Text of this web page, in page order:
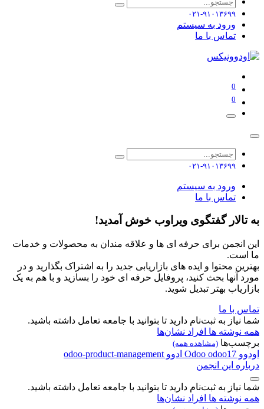
۰۲۱-۹۱۰۱۳۶۹۹
ورود به سیستم
تماس با ما
0
0
۰۲۱-۹۱۰۱۳۶۹۹
ورود به سیستم
تماس با ما
به تالار گفتگوی ویراوب خوش آمدید!
این انجمن برای حرفه ای ها و علاقه مندان به محصولات و خدمات
ما است.
بهترین محتوا و ایده های بازاریابی جدید را به اشتراک بگذارید و در
مورد آنها بحث کنید، پروفایل حرفه ای خود را بسازید و با هم به یک
بازاریاب بهتر تبدیل شوید.
تماس با ما
شما نیاز به ثبت‌نام دارید تا بتوانید با جامعه تعامل داشته باشید.
همه نوشته ها افراد نشان‌ها
برچسب‌ها (مشاهده همه)
اودوو Odoo odoo17 ادوو odoo-product-management
درباره این انجمن
شما نیاز به ثبت‌نام دارید تا بتوانید با جامعه تعامل داشته باشید.
همه نوشته ها افراد نشان‌ها